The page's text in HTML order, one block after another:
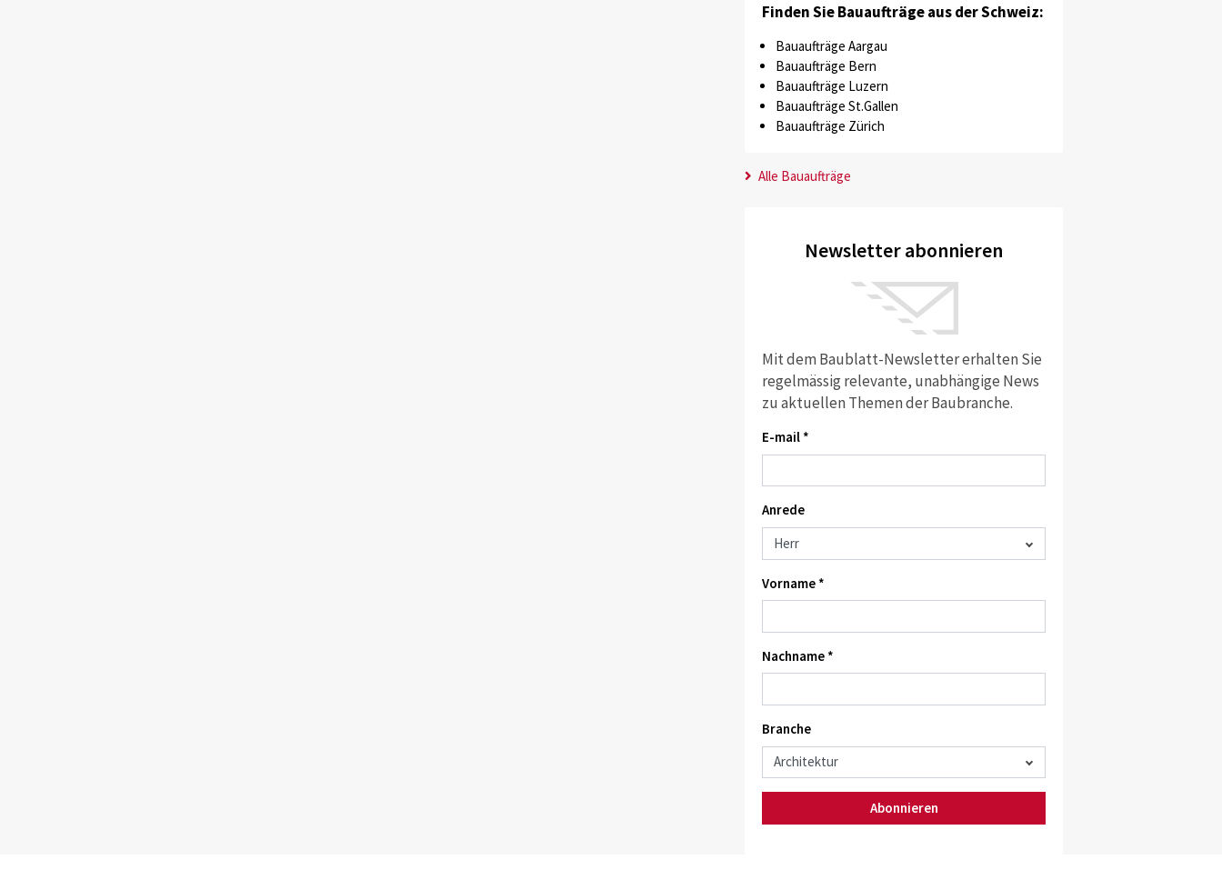
Finden Sie Bauaufträge aus der Schweiz:
Bauaufträge Aargau
Bauaufträge Bern
Bauaufträge Luzern
Bauaufträge St.Gallen
Bauaufträge Zürich
Alle Bauaufträge
Newsletter abonnieren
Mit dem Baublatt-Newsletter erhalten Sie
regelmässig relevante, unabhängige News
zu aktuellen Themen der Baubranche.
E-mail *
Anrede
Vorname *
Nachname *
Branche
Abonnieren